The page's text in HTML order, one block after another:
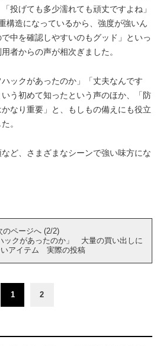
投げても多少濡れても頑丈ですよね」
構造になっているから、強度が強いん
中を確認しやすいのもグッド」といっ
者からの声が相次ぎました。
ックがあったのか」「丈夫なんです
う初めて知ったという声のほか、「防
なり重要」と、もしもの備えにも役立
。
ど、さまざまなシーンで強い味方にな
のページへ (2/2)
ックがあったのか」 大量の買い出しに
いアイテム 実際の投稿
1 2